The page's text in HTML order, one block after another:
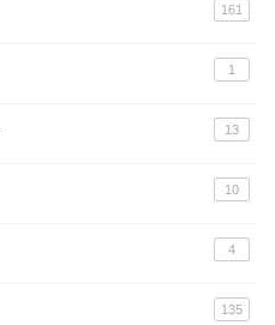
161
1
13
10
4
135